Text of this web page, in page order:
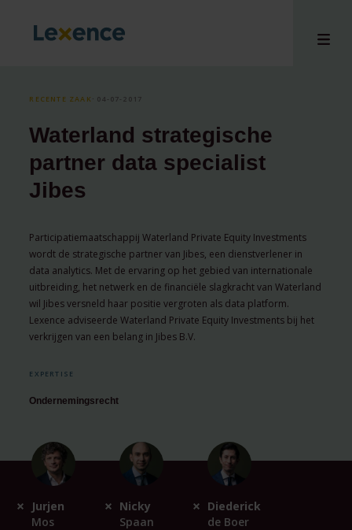
RECENTE ZAAK⸱ 04-07-2017
Waterland strategische
partner data specialist
Jibes
Participatiemaatschappij Waterland Private Equity Investments
wordt de strategische partner van Jibes, een dienstverlener in
data analytics. Met de ervaring op het gebied van internationale
uitbreiding, het netwerk en de financiële slagkracht van Waterland
wil Jibes versneld haar positie vergroten als data platform.
Lexence adviseerde Waterland Private Equity Investments bij het
verkrijgen van een belang in Jibes B.V.
EXPERTISE
Ondernemingsrecht
Jurjen
Mos
Nicky
Spaan
Diederick
de Boer